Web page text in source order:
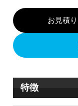
お見積り
特徴